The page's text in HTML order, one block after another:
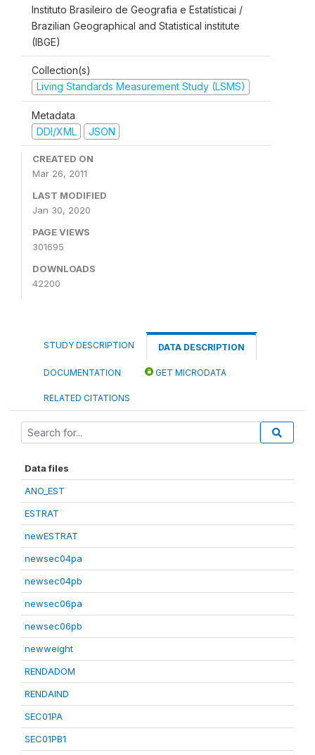
Instituto Brasileiro de Geografia e Estatísticai /
Brazilian Geographical and Statistical institute
(IBGE)
Collection(s)
Living Standards Measurement Study (LSMS)
Metadata
DDI/XML
JSON
CREATED ON
Mar 26, 2011
LAST MODIFIED
Jan 30, 2020
PAGE VIEWS
301695
DOWNLOADS
42200
STUDY DESCRIPTION DATA DESCRIPTION
DOCUMENTATION GET MICRODATA
RELATED CITATIONS
Data files
ANO_EST
ESTRAT
newESTRAT
newsec04pa
newsec04pb
newsec06pa
newsec06pb
newweight
RENDADOM
RENDAIND
SEC01PA
SEC01PB1